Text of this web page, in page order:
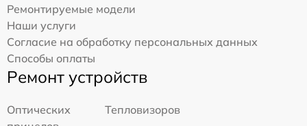
Ремонтируемые модели
Наши услуги
Согласие на обработку персональных данных
Способы оплаты
Ремонт устройств
Оптических
Тепловизоров